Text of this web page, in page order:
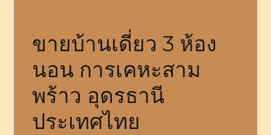
ขายบ้านเดี่ยว 3 ห้อง
นอน การเคหะสาม
พร้าว อุดรธานี
ประเทศไทย